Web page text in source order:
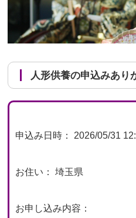
人形供養の申込みあ
申込み日時： 2026/05/31
お住い： 埼玉県
お申し込み内容：